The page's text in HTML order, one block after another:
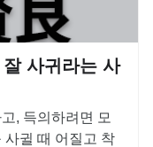
사귀라는 사
, 득의하려면 모
사귈 때 어질고 착